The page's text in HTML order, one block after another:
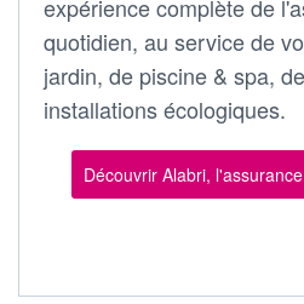
expérience complète de
quotidien, au service de
jardin, de piscine & spa,
installations écologiques.
Découvrir Alabri,